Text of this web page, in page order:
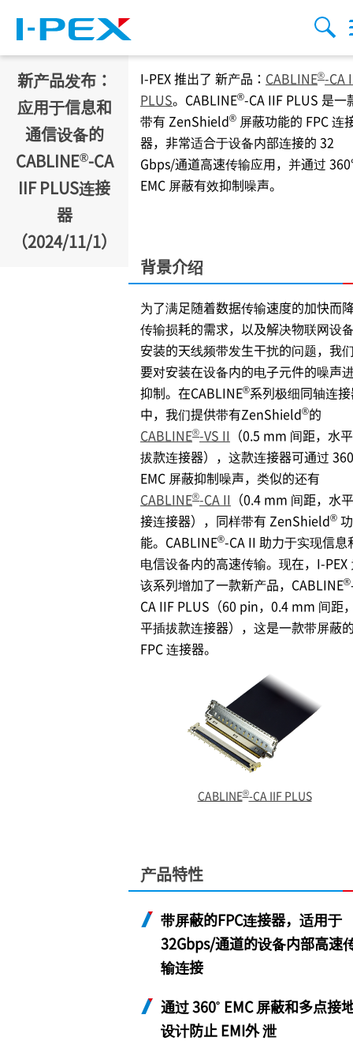
搜索
Menu
新产品发布：
应用于信息和
通信设备的
CABLINE®-CA
IIF PLUS连接
器
（2024/11/1）
I-PEX推出了 新产品： CABLINE®-CA
PLUS。CABLINE®-CA IIF PLUS 是一
带有 ZenShield® 屏蔽功能的 FPC 连
器，非常适合于设备内部连接的 32
Gbps/通道高速传输应用，并通过
EMC 屏蔽有效抑制噪声。
背景介绍
为了满足随着数据传输速度的加快而
传输损耗的需求，以及解决物联网设
安装的天线频带发生干扰的问题，我
要对安装在设备内的电子元件的噪声
抑制。在CABLINE®系列极细同轴连
中，我们提供带有ZenShield®的
CABLINE®-VS II （0.5 mm 间距，水
拔款连接器），这款连接器可通过
EMC 屏蔽抑制噪声，类似的还有
CABLINE®-CA II （0.4 mm 间距，水
接连接器），同样带有 ZenShield® 功
能。CABLINE®-CA II 助力于实现信息
电信设备内的高速传输。现在， I-PEX
该系列增加了一款新产品，CABLINE®
CA IIF PLUS（60 pin，0.4 mm 间距
平插拔款连接器），这是一款带屏蔽
FPC 连接器。
CABLINE®-CA IIF PLUS
产品特性
带屏蔽的FPC连接器，适用于
32Gbps/通道的设备内部高速
输连接
通过 360˚ EMC 屏蔽和多点接
设计防止 EMI外 泄